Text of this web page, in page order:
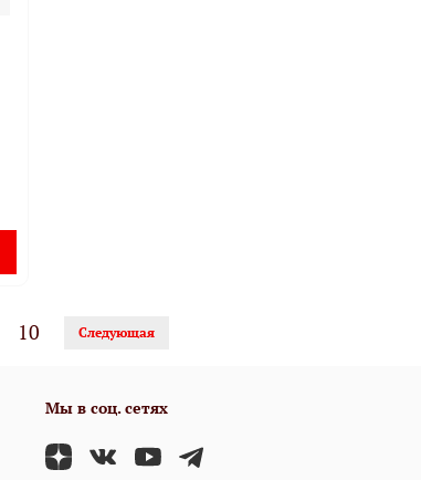
10 Следующая
Мы в соц. сетях